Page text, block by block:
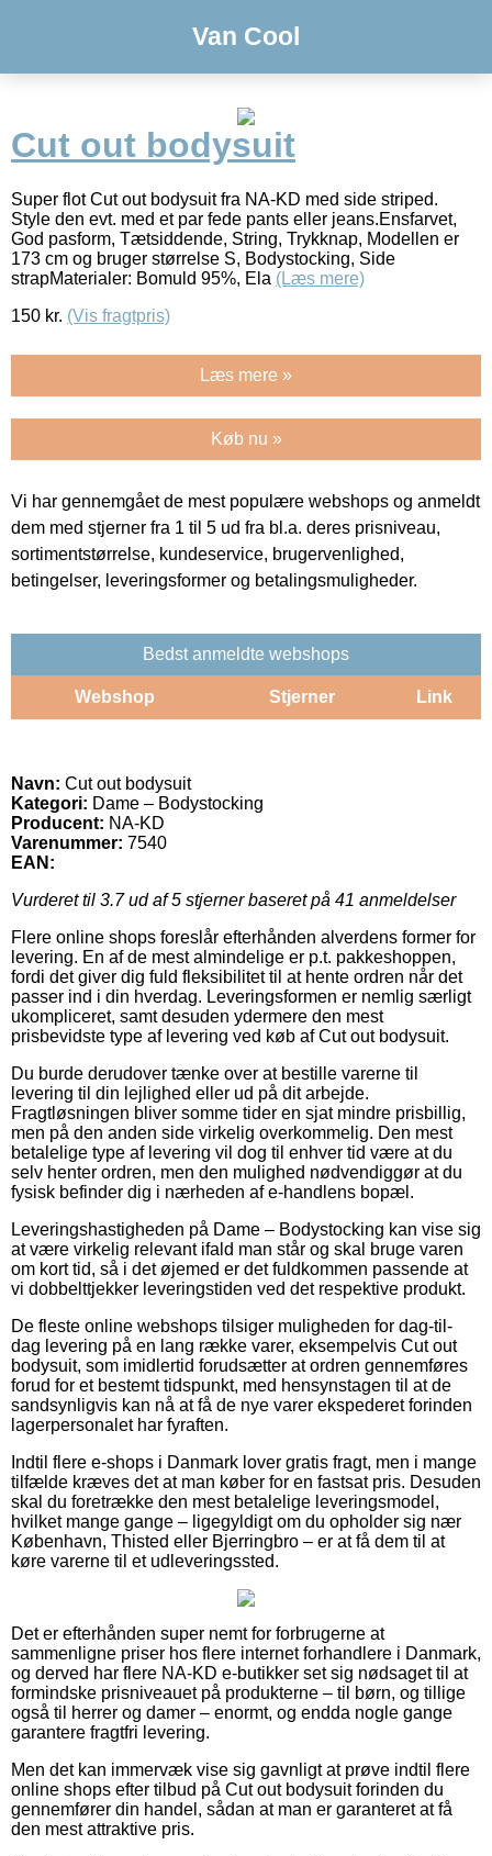
Van Cool
Cut out bodysuit
Super flot Cut out bodysuit fra NA-KD med side striped.
Style den evt. med et par fede pants eller jeans.Ensfarvet,
God pasform, Tætsiddende, String, Trykknap, Modellen er
173 cm og bruger størrelse S, Bodystocking, Side
strapMaterialer: Bomuld 95%, Ela (Læs mere)
150 kr. (Vis fragtpris)
Læs mere »
Køb nu »
Vi har gennemgået de mest populære webshops og anmeldt
dem med stjerner fra 1 til 5 ud fra bl.a. deres prisniveau,
sortimentstørrelse, kundeservice, brugervenlighed,
betingelser, leveringsformer og betalingsmuligheder.
Bedst anmeldte webshops
Webshop Stjerner Link
Navn: Cut out bodysuit
Kategori: Dame – Bodystocking
Producent: NA-KD
Varenummer: 7540
EAN:
Vurderet til 3.7ud af 5 stjerner baseret på 41 anmeldelser
Flere online shops foreslår efterhånden alverdens former for
levering. En af de mest almindelige er p.t. pakkeshoppen,
fordi det giver dig fuld fleksibilitet til at hente ordren når det
passer ind i din hverdag. Leveringsformen er nemlig særligt
ukompliceret, samt desuden ydermere den mest
prisbevidste type af levering ved køb af Cut out bodysuit.
Du burde derudover tænke over at bestille varerne til
levering til din lejlighed eller ud på dit arbejde.
Fragtløsningen bliver somme tider en sjat mindre prisbillig,
men på den anden side virkelig overkommelig. Den mest
betalelige type af levering vil dog til enhver tid være at du
selv henter ordren, men den mulighed nødvendiggør at du
fysisk befinder dig i nærheden af e-handlens bopæl.
Leveringshastigheden på Dame – Bodystocking kan vise sig
at være virkelig relevant ifald man står og skal bruge varen
om kort tid, så i det øjemed er det fuldkommen passende at
vi dobbelttjekker leveringstiden ved det respektive produkt.
De fleste online webshops tilsiger muligheden for dag-til-
dag levering på en lang række varer, eksempelvis Cut out
bodysuit, som imidlertid forudsætter at ordren gennemføres
forud for et bestemt tidspunkt, med hensynstagen til at de
sandsynligvis kan nå at få de nye varer ekspederet forinden
lagerpersonalet har fyraften.
Indtil flere e-shops i Danmark lover gratis fragt, men i mange
tilfælde kræves det at man køber for en fastsat pris. Desuden
skal du foretrække den mest betalelige leveringsmodel,
hvilket mange gange – ligegyldigt om du opholder sig nær
København, Thisted eller Bjerringbro – er at få dem til at
køre varerne til et udleveringssted.
Det er efterhånden super nemt for forbrugerne at
sammenligne priser hos flere internet forhandlere i Danmark,
og derved har flere NA-KD e-butikker set sig nødsaget til at
formindske prisniveauet på produkterne – til børn, og tillige
også til herrer og damer – enormt, og endda nogle gange
garantere fragtfri levering.
Men det kan immervæk vise sig gavnligt at prøve indtil flere
online shops efter tilbud på Cut out bodysuit forinden du
gennemfører din handel, sådan at man er garanteret at få
den mest attraktive pris.